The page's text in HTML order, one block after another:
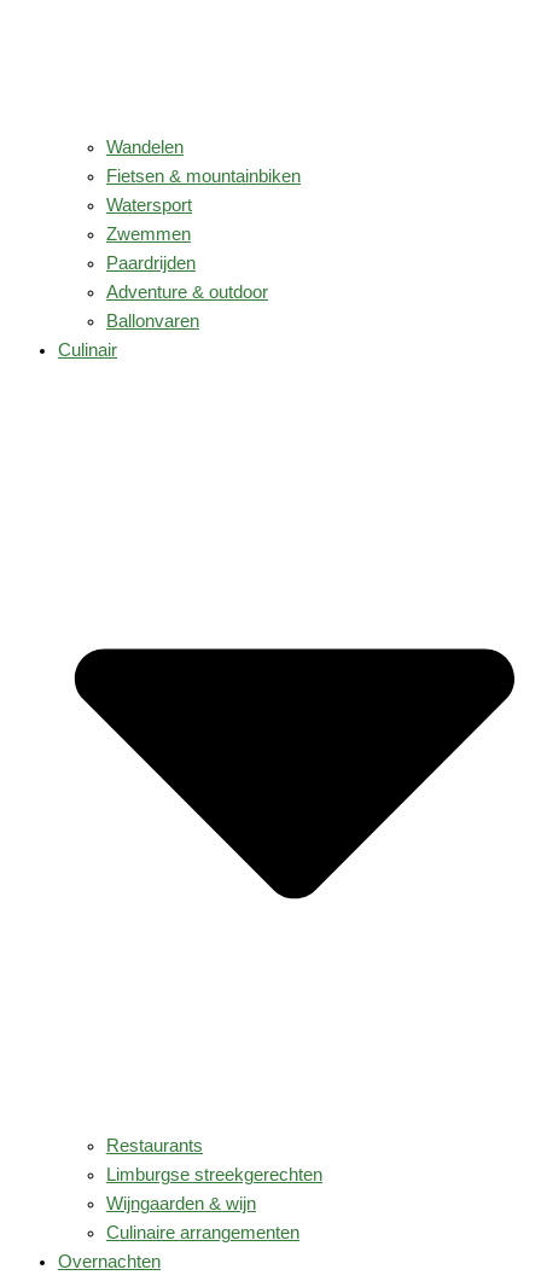
Wandelen
Fietsen & mountainbiken
Watersport
Zwemmen
Paardrijden
Adventure & outdoor
Ballonvaren
Culinair
Restaurants
Limburgse streekgerechten
Wijngaarden & wijn
Culinaire arrangementen
Overnachten